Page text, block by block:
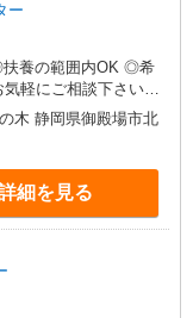
ー
養の範囲内OK ◎希
軽にご相談下さい。
始めることも可能で
・9：00〜12：00
・・9：00〜15：00
木 静岡県御殿場市北
細を見る